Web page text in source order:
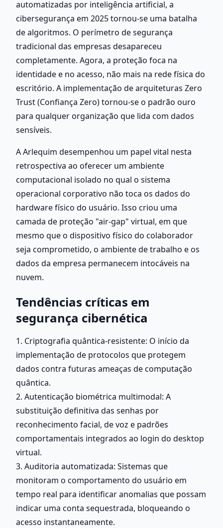
automatizadas por inteligência artificial, a
cibersegurança em 2025 tornou-se uma batalha
de algoritmos. O perímetro de segurança
tradicional das empresas desapareceu
completamente. Agora, a proteção foca na
identidade e no acesso, não mais na rede física do
escritório. A implementação de arquiteturas Zero
Trust (Confiança Zero) tornou-se o padrão ouro
para qualquer organização que lida com dados
sensíveis.
A Arlequim desempenhou um papel vital nesta
retrospectiva ao oferecer um ambiente
computacional isolado no qual o sistema
operacional corporativo não toca os dados do
hardware físico do usuário. Isso criou uma
camada de proteção "air-gap" virtual, em que
mesmo que o dispositivo físico do colaborador
seja comprometido, o ambiente de trabalho e os
dados da empresa permanecem intocáveis na
nuvem.
Tendências críticas em
segurança cibernética
1. Criptografia quântica-resistente: O início da
implementação de protocolos que protegem
dados contra futuras ameaças de computação
quântica.
2. Autenticação biométrica multimodal: A
substituição definitiva das senhas por
reconhecimento facial, de voz e padrões
comportamentais integrados ao login do desktop
virtual.
3. Auditoria automatizada: Sistemas que
monitoram o comportamento do usuário em
tempo real para identificar anomalias que possam
indicar uma conta sequestrada, bloqueando o
acesso instantaneamente.